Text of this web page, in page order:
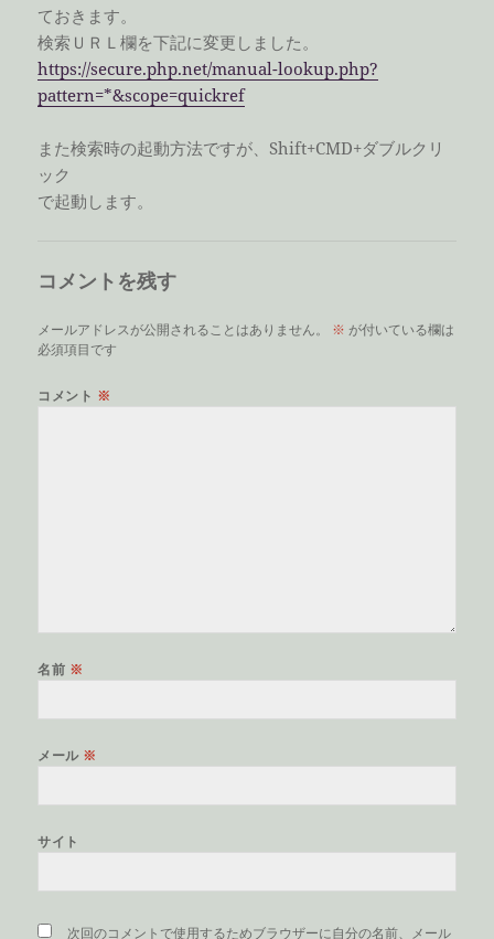
ておきます。
検索ＵＲＬ欄を下記に変更しました。
https://secure.php.net/manual-lookup.php?
pattern=*&scope=quickref
また検索時の起動方法ですが、Shift+CMD+ダブルクリ
ック
で起動します。
コメントを残す
メールアドレスが公開されることはありません。 ※ が付いている欄は
必須項目です
コメント ※
名前 ※
メール ※
サイト
次回のコメントで使用するためブラウザーに自分の名前、メール